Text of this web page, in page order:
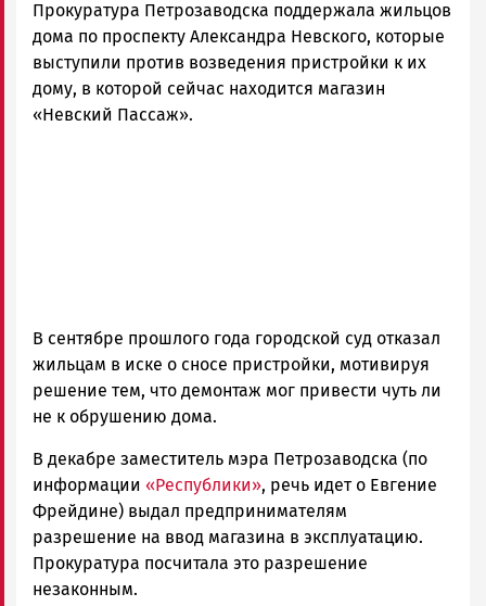
Карелии
|
Петрозаводск
ГОВОРИТ
Прокуратура Петрозаводска поддержала жильцов
дома по проспекту Александра Невского, которые
выступили против возведения пристройки к их
дому, в которой сейчас находится магазин
«Невский Пассаж».
В сентябре прошлого года городской суд отказал
жильцам в иске о сносе пристройки, мотивируя
решение тем, что демонтаж мог привести чуть ли
не к обрушению дома.
В декабре заместитель мэра Петрозаводска (по
информации «Республики», речь идет о Евгение
Фрейдине) выдал предпринимателям
разрешение на ввод магазина в эксплуатацию.
Прокуратура посчитала это разрешение
незаконным.